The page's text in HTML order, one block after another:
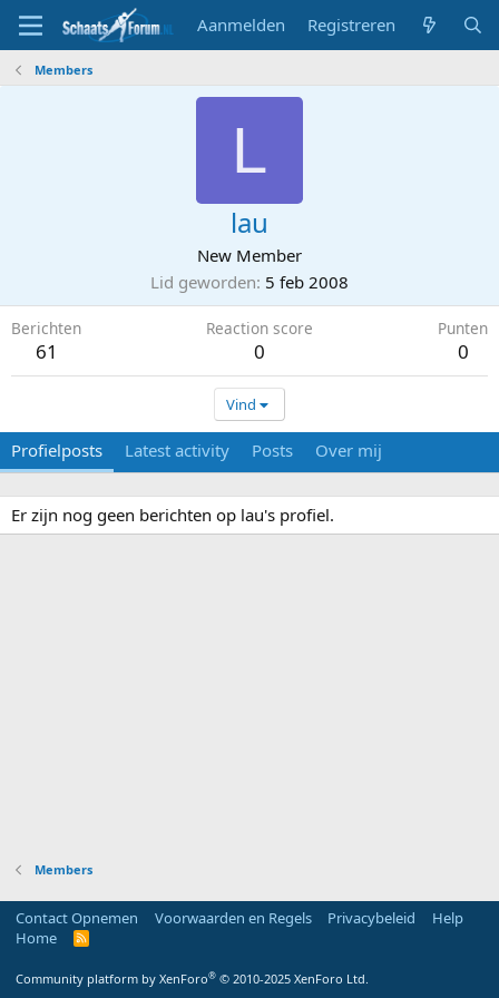
Aanmelden Registreren
Members
L
lau
New Member
Lid geworden 5 feb 2008
Berichten
61
Reaction score
0
Punten
0
Vind
Profielposts Latest activity Posts Over mij
Er zijn nog geen berichten op lau's profiel.
Members
Contact Opnemen Voorwaarden en Regels Privacybeleid
Help
Home
R
Community platform by XenForo® © 2010-2025 XenForo Ltd.